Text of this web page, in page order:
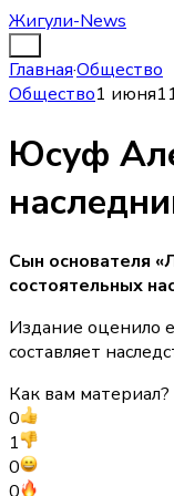
Жигули-News
Главная·Общество
Общество1 июня
Юсуф
Сын основателя
состоятельных
Издание оценило
составляет
Как вам материал?
0
1
0